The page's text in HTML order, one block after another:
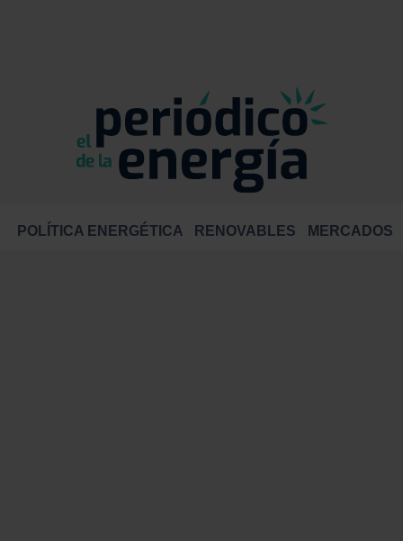
POLÍTICA ENERGÉTICA RENOVABLES MERCADOS